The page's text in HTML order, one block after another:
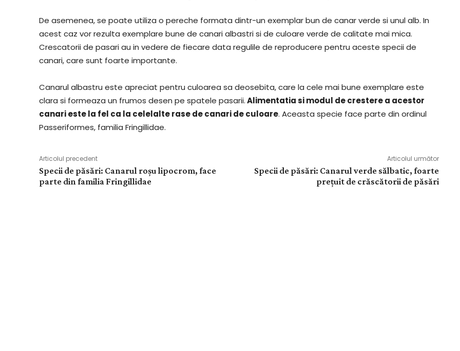
De asemenea, se poate utiliza o pereche formata dintr-un exemplar bun de canar verde si unul alb. In
acest caz vor rezulta exemplare bune de canari albastri si de culoare verde de calitate mai mica.
Crescatorii de pasari au in vedere de fiecare data regulile de reproducere pentru aceste specii de
canari, care sunt foarte importante.
Canarul albastru este apreciat pentru culoarea sa deosebita, care la cele mai bune exemplare este
clara si formeaza un frumos desen pe spatele pasarii.Alimentatia si modul de crestere a acestor
canari este la fel ca la celelalte rase de canari de culoare. Aceasta specie face parte din ordinul
Passeriformes, familia Fringillidae.
Articolul precedent
Specii de păsări: Canarul roșu lipocrom, face
parte din familia Fringillidae
Articolul următor
Specii de păsări: Canarul verde sălbatic, foarte
prețuit de crăscătorii de păsări